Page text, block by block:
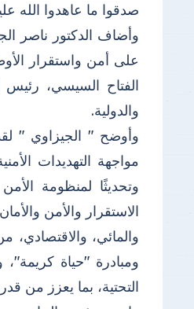
صدقوا ما عاهدوا الله
وأضاف الدكتور ناصر
على أمن واستقرار
الفتاح السيسي، رئيس
والدولية.
وأوضح " الجيزاوي "
مواجهة التهديدات
وتحديثًا لمنظومة
الاستقرار والأمن
والمائي،
ومبادرة "حياة
التحتية، بما يعزز من